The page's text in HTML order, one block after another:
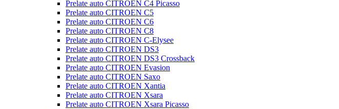
Prelate auto CITROEN C4 Picasso
Prelate auto CITROEN C5
Prelate auto CITROEN C6
Prelate auto CITROEN C8
Prelate auto CITROEN C-Elysee
Prelate auto CITROEN DS3
Prelate auto CITROEN DS3 Crossback
Prelate auto CITROEN Evasion
Prelate auto CITROEN Saxo
Prelate auto CITROEN Xantia
Prelate auto CITROEN Xsara
Prelate auto CITROEN Xsara Picasso